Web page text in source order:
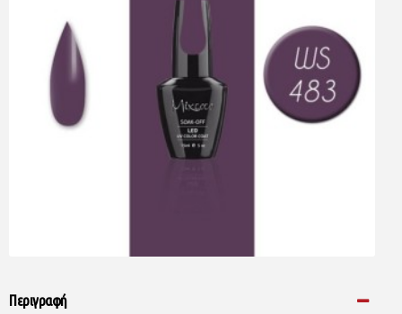
Περιγραφή